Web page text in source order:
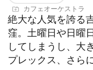
カフェオーケストラ
絶大な人気を誇る
窪。土曜日や日曜
してしまうし、大
プレックス、さら